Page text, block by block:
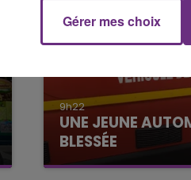
9h22
UNE JEUNE
BLESSÉE
Une automobiliste
Le Club
Gérer mes choix